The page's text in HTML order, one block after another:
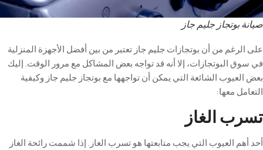
صيانة بوتجاز جليم جاز
على الرغم من أن بوتجازات جليم جاز تعتبر من بين أفضل الأجهزة المنزلية
في سوق البوتجازات، إلا أنه قد تواجه بعض المشاكل مع مرور الوقت. إليك
بعض العيوب الشائعة التي يمكن أن تواجهها مع بوتجاز جليم جاز وكيفية
التعامل معها:
تسرب الغاز
أحد أهم العيوب التي يجب متابعتها هو تسرب الغاز. إذا شممت رائحة الغاز